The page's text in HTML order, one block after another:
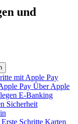
und
mit Apple Pay
Pay Über Apple
E-Banking
Sicherheit
Erste Schritte Karten